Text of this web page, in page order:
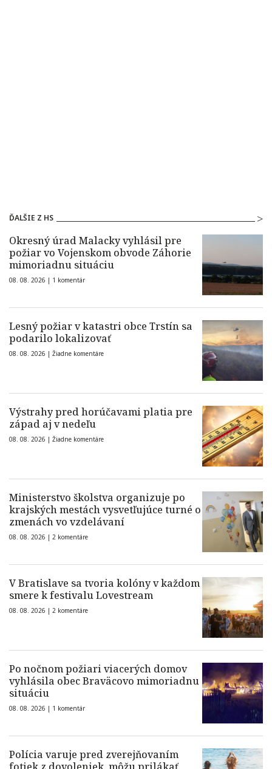
ĎALŠIE Z HS
Okresný úrad Malacky vyhlásil pre
požiar vo Vojenskom obvode Záhorie
mimoriadnu situáciu
08. 08. 2026 | 1 komentár
Lesný požiar v katastri obce Trstín sa
podarilo lokalizovať
08. 08. 2026 | Žiadne komentáre
Výstrahy pred horúčavami platia pre
západ aj v nedeľu
08. 08. 2026 | Žiadne komentáre
Ministerstvo školstva organizuje po
krajských mestách vysvetľujúce turné o
zmenách vo vzdelávaní
08. 08. 2026 | 2 komentáre
V Bratislave sa tvoria kolóny v každom
smere k festivalu Lovestream
08. 08. 2026 | 2 komentáre
Po nočnom požiari viacerých domov
vyhlásila obec Braväcovo mimoriadnu
situáciu
08. 08. 2026 | 1 komentár
Polícia varuje pred zverejňovaním